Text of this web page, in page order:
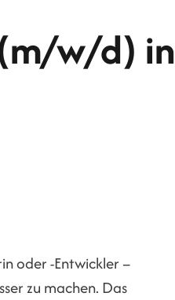
w/d) in
oder -Entwickler –
zu machen. Das